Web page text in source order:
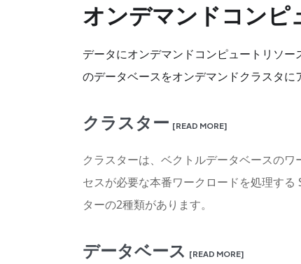
オンデマンドコンピ
データにオンデマンドコンピュートリソ
のデータベースをオンデマンドクラスタに
クラスター [READ MORE]
クラスターは、ベクトルデータベースの
セスが必要な本番ワークロードを処理す
ターの2種類があります。
データベース [READ MORE]